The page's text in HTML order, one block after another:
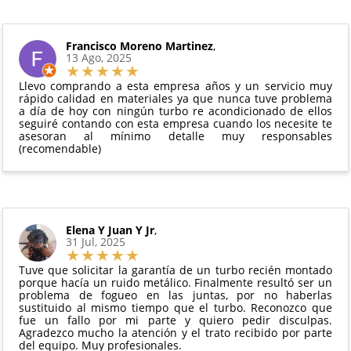
y compresores de aire acondicionado.
Todas nuestras garantías cumplen con la legislación
vigente. Consulta nuestras
para más información.
pedido.
El productono debe haber sido montado ni
manipulado
Debe devolverse en su
perfectas condiciones
Francisco Moreno Martinez,
13 Ago, 2025
Llevo comprando a esta empresa años y un servicio muy
rápido calidad en materiales ya que nunca tuve problema
a día de hoy con ningún turbo re acondicionado de ellos
seguiré contando con esta empresa cuando los necesite te
asesoran al mínimo detalle muy responsables
(recomendable)
Elena Y Juan Y Jr,
31 Jul, 2025
Tuve que solicitar la garantía de un turbo recién montado
porque hacía un ruido metálico. Finalmente resultó ser un
problema de fogueo en las juntas, por no haberlas
sustituido al mismo tiempo que el turbo. Reconozco que
fue un fallo por mi parte y quiero pedir disculpas.
Agradezco mucho la atención y el trato recibido por parte
del equipo. Muy profesionales.